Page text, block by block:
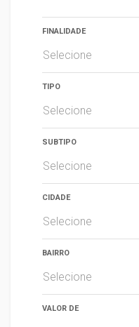
FINALIDADE
Selecione
TIPO
Selecione
SUBTIPO
Selecione
CIDADE
Selecione
BAIRRO
Selecione
VALOR DE